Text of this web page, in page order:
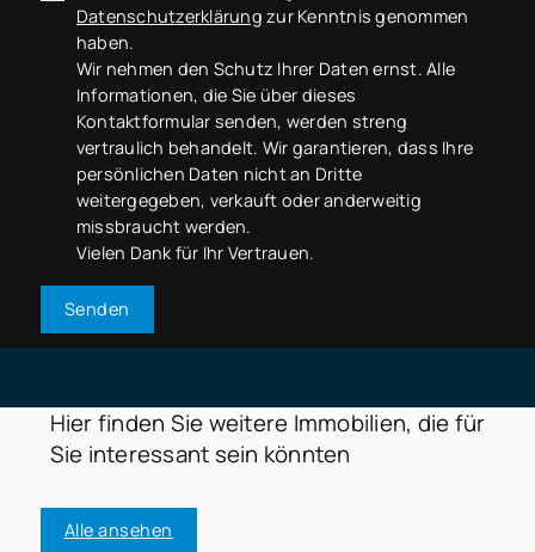
Datenschutzerklärung zur Kenntnis genommen
haben.
Wir nehmen den Schutz Ihrer Daten ernst. Alle
Informationen, die Sie über dieses
Kontaktformular senden, werden streng
vertraulich behandelt. Wir garantieren, dass Ihre
persönlichen Daten nicht an Dritte
weitergegeben, verkauft oder anderweitig
missbraucht werden.
Vielen Dank für Ihr Vertrauen.
Senden
Hier finden Sie weitere Immobilien, die für
Sie interessant sein könnten
Alle ansehen